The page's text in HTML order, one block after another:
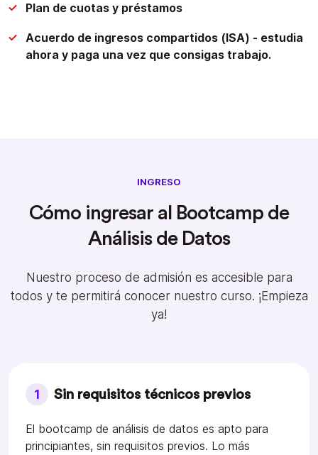
Plan de cuotas y préstamos
Acuerdo de ingresos compartidos (ISA) - estudia
ahora y paga una vez que consigas trabajo.
INGRESO
Cómo ingresar al Bootcamp de
Análisis de Datos
Nuestro proceso de admisión es accesible para
todos y te permitirá conocer nuestro curso. ¡Empieza
ya!
1 Sin requisitos técnicos previos
El bootcamp de análisis de datos es apto para
principiantes, sin requisitos previos. Lo más